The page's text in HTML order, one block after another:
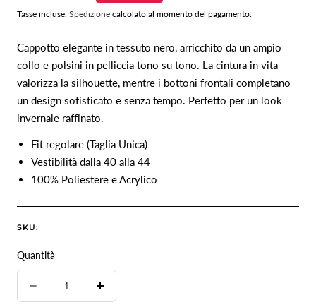
di
normale
Tasse incluse. Spedizione calcolato al momento del pagamento.
Cappotto elegante in tessuto nero, arricchito da un ampio
collo e polsini in pelliccia tono su tono. La cintura in vita
valorizza la silhouette, mentre i bottoni frontali completano
un design sofisticato e senza tempo. Perfetto per un look
invernale raffinato.
Fit regolare (Taglia Unica)
Vestibilità dalla 40 alla 44
100% Poliestere e Acrylico
SKU:
Quantità
Aumenta